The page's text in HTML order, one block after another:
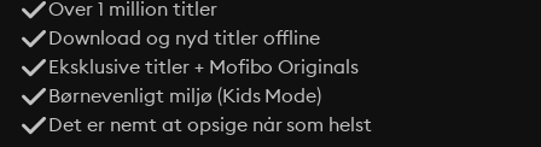
Over 1 million titler
Download og nyd titler offline
Eksklusive titler + Mofibo Originals
Børnevenligt miljø (Kids Mode)
Det er nemt at opsige når som helst